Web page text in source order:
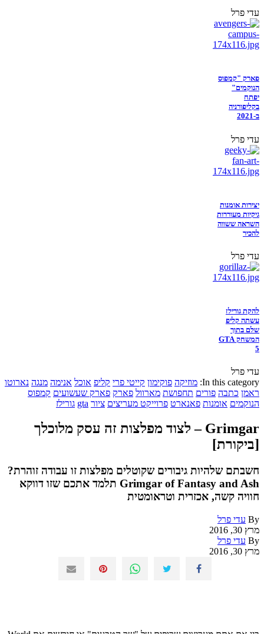
עדי פרל
פארק "קמפוס
הנוקמים"
יפתח
בקליפורניה
ב-2021
עדי פרל
יצירות אומנות
גיקיות מעוררות
השראה ששווה
להכיר
עדי פרל
להקת גורילז
עשתה קליפ
שלם בתוך
המשחק GTA
5
עדי פרל
In this category: מוזיקה פוקימון קייטי פרי קליפ אוכל אנימה מנגה נארוטו
ראמן כתבה פורים תחפושת מארוול פארק פארק שעשועים קמפוס
הנוקמים אומנות פאנארט פרוייקט מעריצים ציור gta גורילז
Grimgar – לצוד מפלצות זה עסק מלוכלך
[ביקורת]
חשבתם שלהיות גיבורים שקוטלים מפלצות זו עבודה זוהרת?
Grimgar of Fantasy and Ash תלמד אתכם שזו דווקא
חוויה קשה, אכזרית וטראומטית
By עדי פרל
מרץ 30, 2016
By עדי פרל
מרץ 30, 2016